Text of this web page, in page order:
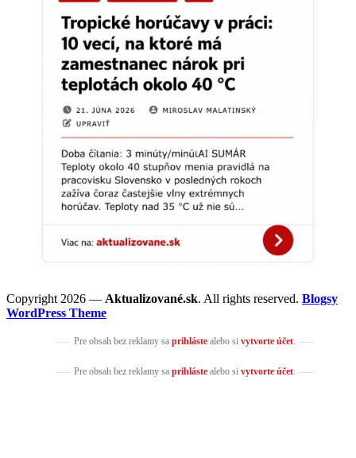
Copyright 2026 — Aktualizované.sk. All rights reserved. Blogsy
WordPress Theme
Pre obsah bez reklamy sa prihlástealebo si vytvorte účet.